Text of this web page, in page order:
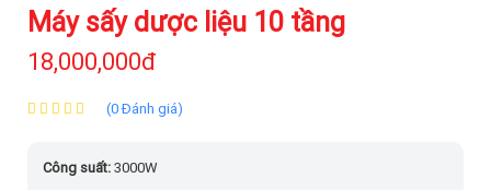
Máy sấy dược liệu 10 tầng
18,000,000đ
(0 Đánh giá)
Công suất:3000W